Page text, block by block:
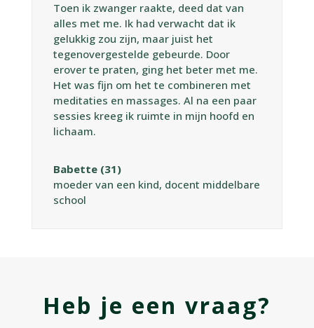
Toen ik zwanger raakte, deed dat van
alles met me. Ik had verwacht dat ik
gelukkig zou zijn, maar juist het
tegenovergestelde gebeurde. Door
erover te praten, ging het beter met me.
Het was fijn om het te combineren met
meditaties en massages. Al na een paar
sessies kreeg ik ruimte in mijn hoofd en
lichaam.
Babette (31)
moeder van een kind, docent middelbare
school
Heb je een vraag?